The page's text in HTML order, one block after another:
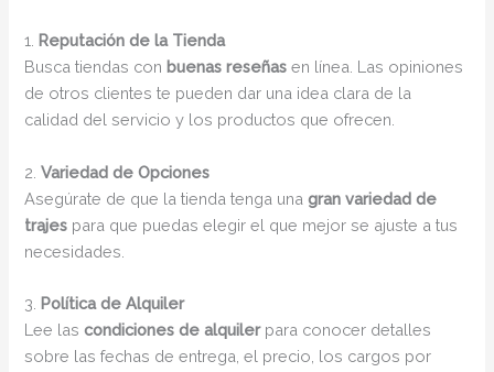
1. Reputación de la Tienda
Busca tiendas con buenas reseñas en línea. Las opiniones
de otros clientes te pueden dar una idea clara de la
calidad del servicio y los productos que ofrecen.
2.Variedad de Opciones
Asegúrate de que la tienda tenga unagran variedad de
trajes para que puedas elegir el que mejor se ajuste a tus
necesidades.
3. Política de Alquiler
Lee lascondiciones de alquilerpara conocer detalles
sobre las fechas de entrega, el precio, los cargos por